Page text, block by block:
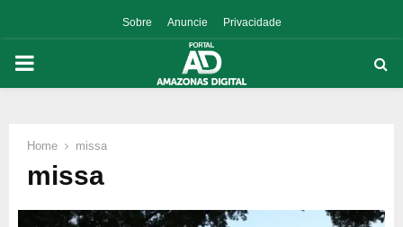
Sobre Anuncie Privacidade
PRIMARY
Home missa
missa